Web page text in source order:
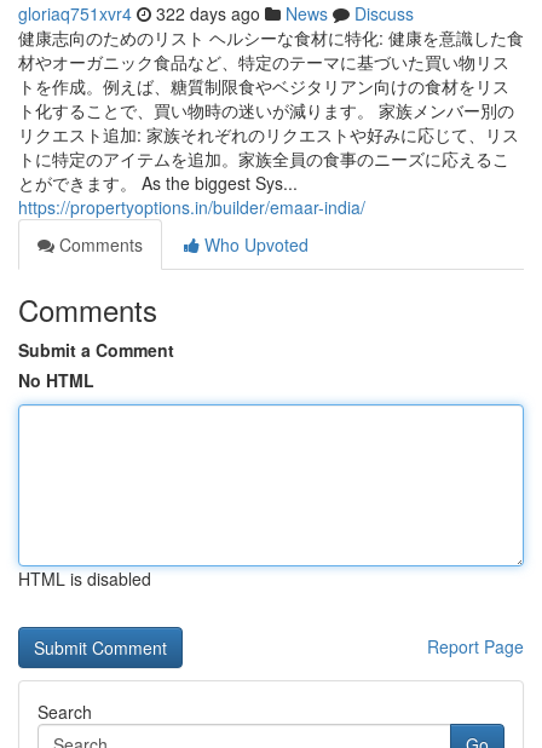
gloriaq751xvr4 322 days ago News
Discuss
健康志向のためのリスト ヘルシーな食材に特化: 健康を意識した食
材やオーガニック食品など、特定のテーマに基づいた買い物リス
トを作成。例えば、糖質制限食やベジタリアン向けの食材をリス
ト化することで、買い物時の迷いが減ります。 家族メンバー別の
リクエスト追加: 家族それぞれのリクエストや好みに応じて、リス
トに特定のアイテムを追加。家族全員の食事のニーズに応えるこ
とができます。 As the biggest Sys...
https://propertyoptions.in/builder/emaar-india/
Comments
Who Upvoted
Comments
Submit a Comment
No HTML
HTML is disabled
Report Page
Search